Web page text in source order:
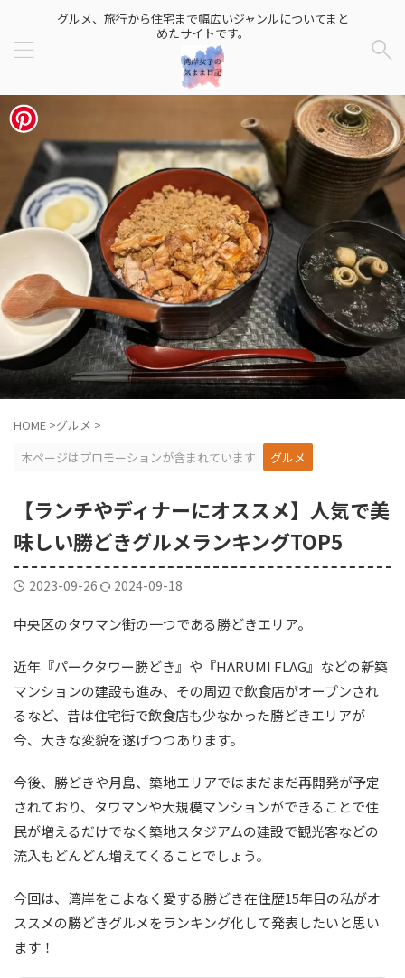
グルメ、旅行から住宅まで幅広いジャンルについてまと
めたサイトです。
HOME >グルメ >
本ページはプロモーションが含まれています
グルメ
【ランチやディナーにオススメ】人気で美
味しい勝どきグルメランキングTOP5
2023-09-26 2024-09-18
中央区のタワマン街の一つである勝どきエリア。
近年『パークタワー勝どき』や『HARUMI FLAG』などの新築
マンションの建設も進み、その周辺で飲食店がオープンされ
るなど、昔は住宅街で飲食店も少なかった勝どきエリアが
今、大きな変貌を遂げつつあります。
今後、勝どきや月島、築地エリアではまだまだ再開発が予定
されており、タワマンや大規模マンションができることで住
民が増えるだけでなく築地スタジアムの建設で観光客などの
流入もどんどん増えてくることでしょう。
今回は、湾岸をこよなく愛する勝どき在住歴15年目の私がオ
ススメの勝どきグルメをランキング化して発表したいと思い
ます！